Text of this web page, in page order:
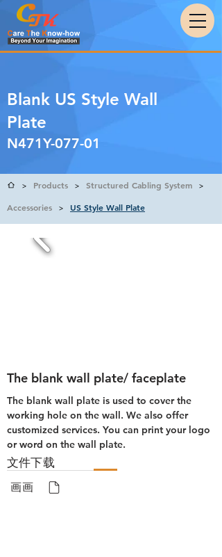
Blank US Style Wall
Plate
N471Y-077-01
> Products > Structured Cabling System >
Accessories > US Style Wall Plate
The blank wall plate/ faceplate
The blank wall plate is used to cover the
working hole on the wall. We also offer
customized services. You can print your logo
or word on the wall plate.
文件下载
画画